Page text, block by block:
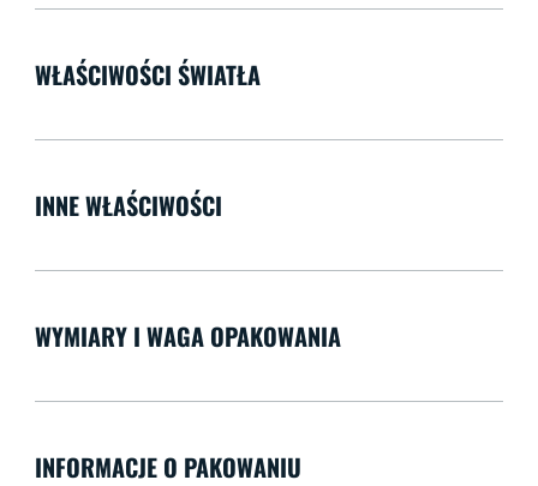
WŁAŚCIWOŚCI ŚWIATŁA
INNE WŁAŚCIWOŚCI
WYMIARY I WAGA OPAKOWANIA
INFORMACJE O PAKOWANIU